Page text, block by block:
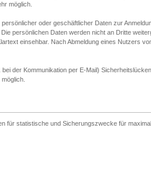
möglich.
oder geschäftlicher Daten zur
persönlichen Daten werden nicht an Dritte
einsehbar. Nach Abmeldung eines Nutzers
der Kommunikation per E-Mail)
für statistische und Sicherungszwecke für